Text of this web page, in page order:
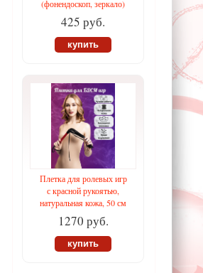
(фонендоскоп, зеркало)
425 руб.
купить
Плетка для ролевых игр
с красной рукоятью,
натуральная кожа, 50 см
1270 руб.
купить